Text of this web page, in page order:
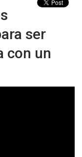
ser
con un